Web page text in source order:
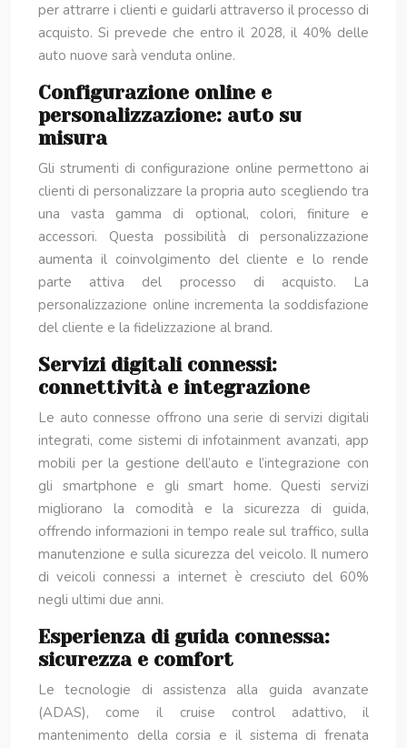
per attrarre i clienti e guidarli attraverso il processo di
acquisto. Si prevede che entro il 2028, il 40% delle
auto nuove sarà venduta online.
Configurazione online e
personalizzazione: auto su
misura
Gli strumenti di configurazione online permettono ai
clienti di personalizzare la propria auto scegliendo tra
una vasta gamma di optional, colori, finiture e
accessori. Questa possibilità di personalizzazione
aumenta il coinvolgimento del cliente e lo rende
parte attiva del processo di acquisto. La
personalizzazione online incrementa la soddisfazione
del cliente e la fidelizzazione al brand.
Servizi digitali connessi:
connettività e integrazione
Le auto connesse offrono una serie di servizi digitali
integrati, come sistemi di infotainment avanzati, app
mobili per la gestione dell’auto e l’integrazione con
gli smartphone e gli smart home. Questi servizi
migliorano la comodità e la sicurezza di guida,
offrendo informazioni in tempo reale sul traffico, sulla
manutenzione e sulla sicurezza del veicolo. Il numero
di veicoli connessi a internet è cresciuto del 60%
negli ultimi due anni.
Esperienza di guida connessa:
sicurezza e comfort
Le tecnologie di assistenza alla guida avanzate
(ADAS), come il cruise control adattivo, il
mantenimento della corsia e il sistema di frenata